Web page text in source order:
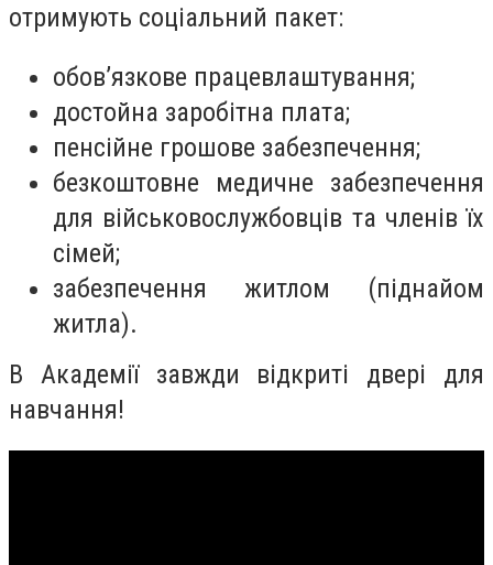
отримують соціальний пакет:
обов’язкове працевлаштування;
достойна заробітна плата;
пенсійне грошове забезпечення;
безкоштовне медичне забезпечення
для військовослужбовців та членів їх
сімей;
забезпечення житлом (піднайом
житла).
В Академії завжди відкриті двері для
навчання!